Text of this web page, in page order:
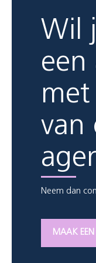
Wil
een
met
van
Neem dan
MAAK EEN